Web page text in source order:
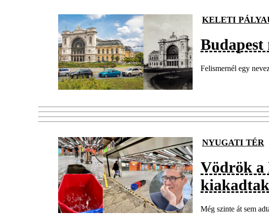
KELETI
Budapest
Felismernél egy
NYUGATI TÉR
Vödrök a
Még szinte át sem